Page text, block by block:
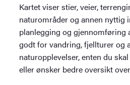
Kartet viser stier, veier,
naturområder og annen nyttig
planlegging og gjennomføring
godt for vandring, fjellturer og
naturopplevelser, enten du
eller ønsker bedre oversikt